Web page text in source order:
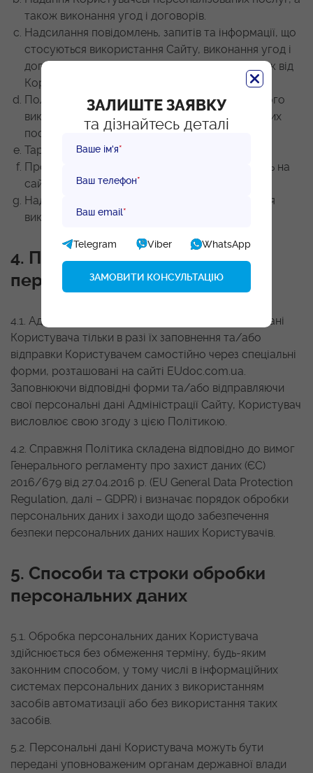
також виконання угод і договорів.
Надсилання повідомлень, запитів та інформації, що
стосуються використання Сайту, виконання угод і
договорів, а також оброблення запитів і заявок від
Користувача.
Поліпшення якості роботи Сайту, зручності його
використання для Користувача, розробка нових
послуг та сервісів.
Таргетування рекламних матеріалів.
Проведення статистичних та інших досліджень на
сайті.
Надання Користувачеві послуг, що стосуються
використання Сайту.
4. Правові підстави обробки
персональних даних
4.1. Адміністрація Сайту обробляє персональні дані
Користувача тільки в разі їх заповнення та/або
відправки Користувачем самостійно через спеціальні
форми, розташовані на сайті EUdoc.com.ua.
Заповнюючи відповідні форми та/або відправляючи
свої персональні дані Адміністрації Сайту, Користувач
висловлює свою згоду з цією Політикою.
4.2. Справжня Політика складена відповідно до вимог
Генерального регламенту про захист даних (ЄС)
2016/679 від 27.04.2016 р. (EU General Data Protection
Regulation, далі – GDPR) і визначає порядок обробки
персональних даних і заходи щодо забезпечення
безпеки персональних даних наших Користувачів.
5. Способи та строки обробки
персональних даних
5.1. Обробка персональних даних Користувача
здійснюється без обмеження терміну, будь-яким
законним способом, у тому числі в інформаційних
системах персональних даних з використанням
засобів автоматизації або без використання таких
засобів.
5.2. Персональні дані Користувача можуть бути
передані уповноваженим органам державної влади
ЗАЛИШТЕ ЗАЯВКУ
та дізнайтесь деталі
Ваше ім'я*
Ваш телефон*
Ваш email*
Telegram Viber WhatsApp